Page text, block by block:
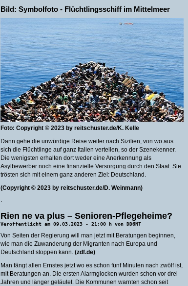
Bild: Symbolfoto - Flüchtlingsschiff im Mittelmeer
Foto: Copyright © 2023 by reitschuster.de/K. Kelle
Dann gehe die unwürdige Reise weiter nach Sizilien, von wo aus
sich die Flüchtlinge auf ganz Italien verteilen, so der Szenekenner.
Die wenigsten erhalten dort weder eine Anerkennung als
Asylbewerber noch eine finanzielle Versorgung durch den Staat. Sie
trösten sich mit einem ganz anderen Ziel: Deutschland.
(Copyright © 2023 by reitschuster.de/D. Weinmann)
·
Rien ne va plus – Senioren-Pflegeheime?
Veröffentlicht am 09.03.2023 - 21:00 h von DD6NT
Von Seiten der Regierung will man jetzt mit Beratungen beginnen,
wie man die Zuwanderung der Migranten nach Europa und
Deutschland stoppen kann. (zdf.de)
Man fängt allen Ernstes jetzt wo es schon fünf Minuten nach zwölf ist,
mit Beratungen an. Die ersten Alarmglocken wurden schon vor drei
Jahren und länger geläutet. Die Kommunen warnten schon seit